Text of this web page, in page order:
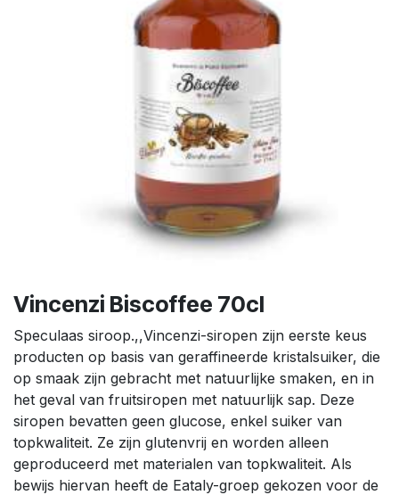
Vincenzi Biscoffee 70cl
Speculaas siroop.,,Vincenzi-siropen zijn eerste keus
producten op basis van geraffineerde kristalsuiker, die
op smaak zijn gebracht met natuurlijke smaken, en in
het geval van fruitsiropen met natuurlijk sap. Deze
siropen bevatten geen glucose, enkel suiker van
topkwaliteit. Ze zijn glutenvrij en worden alleen
geproduceerd met materialen van topkwaliteit. Als
bewijs hiervan heeft de Eataly-groep gekozen voor de